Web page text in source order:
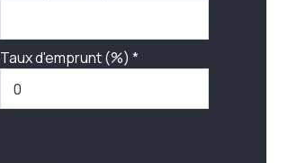
Taux d'emprunt (%) *